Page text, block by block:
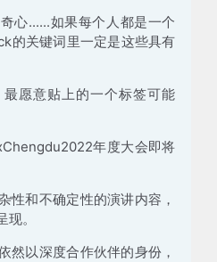
心......如果每个人都是一个
的关键词里一定是这些具有
愿意贴上的一个标签可能
年度大会即将
性和不确定性的演讲内容，
。
然以深度合作伙伴的身份，